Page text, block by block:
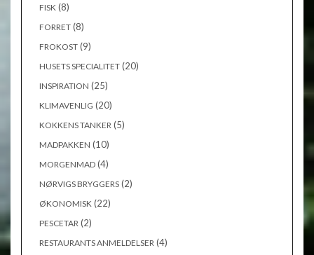
FISK (8)
FORRET (8)
FROKOST (9)
HUSETS SPECIALITET (20)
INSPIRATION (25)
KLIMAVENLIG (20)
KOKKENS TANKER (5)
MADPAKKEN (10)
MORGENMAD (4)
NØRVIGS BRYGGERS (2)
ØKONOMISK (22)
PESCETAR (2)
RESTAURANTS ANMELDELSER (4)